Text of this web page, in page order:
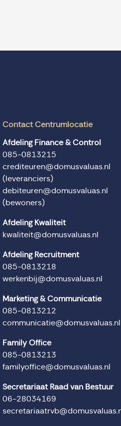
Contact Centrumlocatie
Afdeling Finance & Control
085-0813215
crediteuren@domusvaluas.nl
(leveranciers)
debiteuren@domusvaluas.nl
(bewoners)
Afdeling Kwaliteit
kwaliteit@domusvaluas.nl
Afdeling Recruitment
085-0813218
werkenbij@domusvaluas.nl
Marketing & Communicatie
085-0813212
communicatie@domusvaluas.nl
Family Office
085-0813213
familyoffice@domusvaluas.nl
Secretariaat Raad van Bestuur
06-28034169